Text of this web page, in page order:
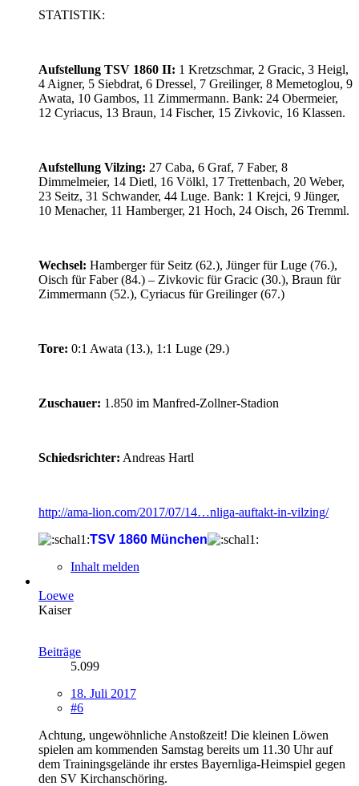
STATISTIK:
Aufstellung TSV 1860 II: 1 Kretzschmar, 2 Gracic, 3 Heigl,
4 Aigner, 5 Siebdrat, 6 Dressel, 7 Greilinger, 8 Memetoglou, 9
Awata, 10 Gambos, 11 Zimmermann. Bank: 24 Obermeier,
12 Cyriacus, 13 Braun, 14 Fischer, 15 Zivkovic, 16 Klassen.
Aufstellung Vilzing: 27 Caba, 6 Graf, 7 Faber, 8
Dimmelmeier, 14 Dietl, 16 Völkl, 17 Trettenbach, 20 Weber,
23 Seitz, 31 Schwander, 44 Luge. Bank: 1 Krejci, 9 Jünger,
10 Menacher, 11 Hamberger, 21 Hoch, 24 Oisch, 26 Tremml.
Wechsel: Hamberger für Seitz (62.), Jünger für Luge (76.),
Oisch für Faber (84.) – Zivkovic für Gracic (30.), Braun für
Zimmermann (52.), Cyriacus für Greilinger (67.)
Tore: 0:1 Awata (13.), 1:1 Luge (29.)
Zuschauer: 1.850 im Manfred-Zollner-Stadion
Schiedsrichter: Andreas Hartl
http://ama-lion.com/2017/07/14…nliga-auftakt-in-vilzing/
TSV 1860 München
Inhalt melden
Loewe
Kaiser
Beiträge
5.099
18. Juli 2017
#6
Achtung, ungewöhnliche Anstoßzeit! Die kleinen Löwen
spielen am kommenden Samstag bereits um 11.30 Uhr auf
dem Trainingsgelände ihr erstes Bayernliga-Heimspiel gegen
den SV Kirchanschöring.